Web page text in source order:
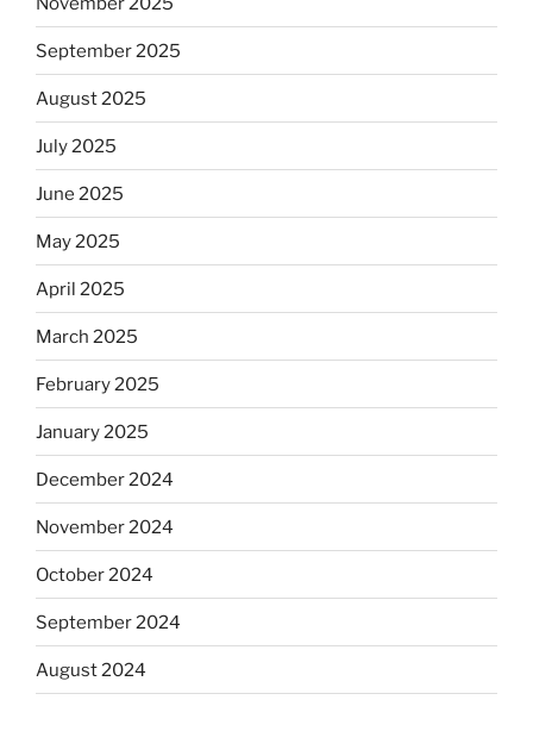
September 2025
August 2025
July 2025
June 2025
May 2025
April 2025
March 2025
February 2025
January 2025
December 2024
November 2024
October 2024
September 2024
August 2024